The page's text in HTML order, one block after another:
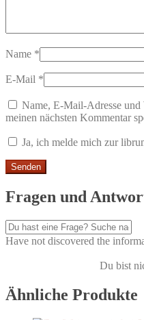
Name *
E-Mail *
Name, E-Mail-Adresse
meinen nächsten Kommentar
Ja, ich melde mich zur
Fragen und
Have not discovered the
Du bist
Ähnliche Produkte